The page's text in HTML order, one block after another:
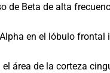
de Beta de alta
en el lóbulo
área de la corteza